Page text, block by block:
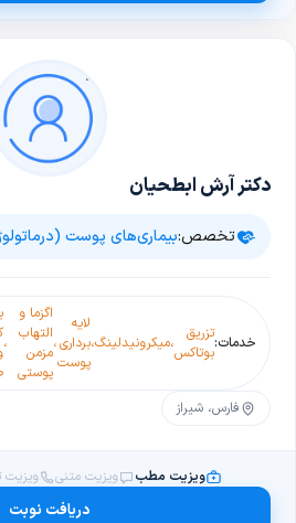
دکتر آرش ابطحیان
تخصص:بیماری‌های پوست
خدمات:تزریق
بوتاکس،میکرونیدلینگ،
لایه
برداری
پوست
،
اگزما و
التهاب
مزمن
پوستی
،
فارس، شیراز
ویزیت مطب ویزیت متنی ویزیت
دریافت نوبت